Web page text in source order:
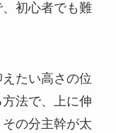
初心者でも難
たい高さの位
法で、上に伸
の分主幹が太